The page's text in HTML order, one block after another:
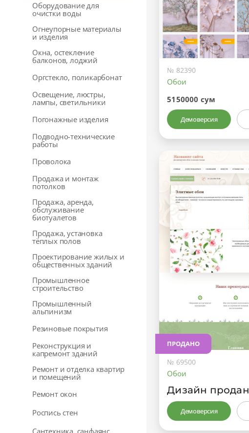
Оборудование для
очистки воды
Огнеупорные материалы
и изделия
Окна, остекление
балконов, лоджий
Оргстекло, поликарбонат
Освещение, люстры,
лампы, светильники
Погонажные изделия
Подводно-технические
работы
Проволока
Продажа и монтаж
потолков
Продажа, аренда,
обслуживание
биотуалетов
Продажа, установка
тёплых полов
Проектирование жилых и
общественных зданий
Промышленное
строительство
Промышленный
альпинизм
Резиновые покрытия
Реконструкция и
капремонт зданий
Ремонт и отделка квартир
и помещений
Ремонт окон
Роспись стен
Сантехника, санфаянс
№ 82390
Обои
5150000 сум
Демоверсия
ПРОДАНО
№ 69500
Обои
Дизайн продан
Демоверсия